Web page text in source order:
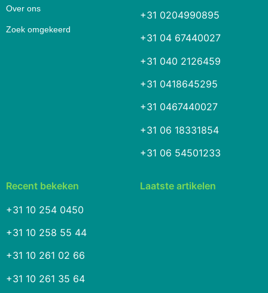
Over ons
Zoek omgekeerd
+31 0204990895
+31 04 67440027
+31 040 2126459
+31 0418645295
+31 0467440027
+31 06 18331854
+31 06 54501233
Recent bekeken
+31 10 254 0450
+31 10 258 55 44
+31 10 261 02 66
+31 10 261 35 64
Laatste artikelen